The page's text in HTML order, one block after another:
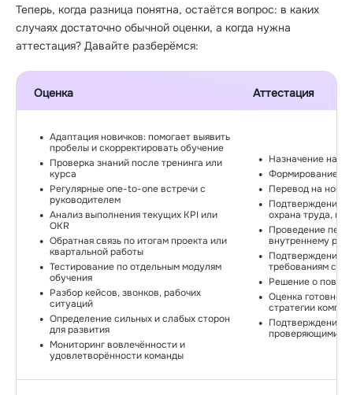
Теперь, когда разница понятна, остаётся вопрос: в каких
случаях достаточно обычной оценки, а когда нужна
аттестация? Давайте разберёмся:
Оценка Аттестация
Адаптация новичков: помогает выявить
пробелы и скорректировать обучение
Проверка знаний после тренинга или
курса
Регулярные one-to-one встречи с
руководителем
Анализ выполнения текущих KPI или
OKR
Обратная связь по итогам проекта или
квартальной работы
Тестирование по отдельным модулям
обучения
Разбор кейсов, звонков, рабочих
ситуаций
Определение сильных и слабых сторон
для развития
Мониторинг вовлечённости и
удовлетворённости команды
Назначение на
Формирование
Перевод на
Подтверждение
охрана труда,
Проведение
внутреннему
Подтверждение
требованиям
Решение о
Оценка
стратегии
Подтверждение
проверяющими